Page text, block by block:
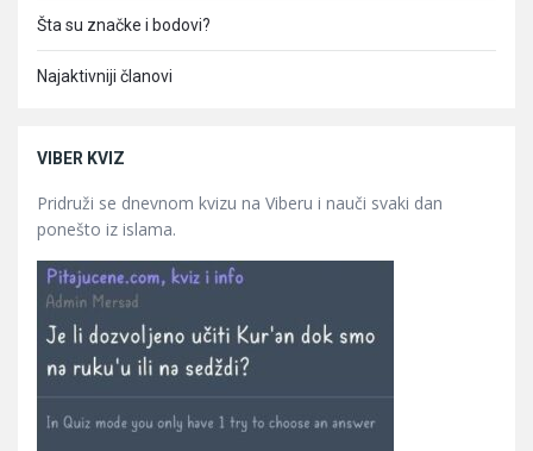
Šta su značke i bodovi?
Najaktivniji članovi
VIBER KVIZ
Pridruži se dnevnom kvizu na Viberu i nauči svaki dan
ponešto iz islama.